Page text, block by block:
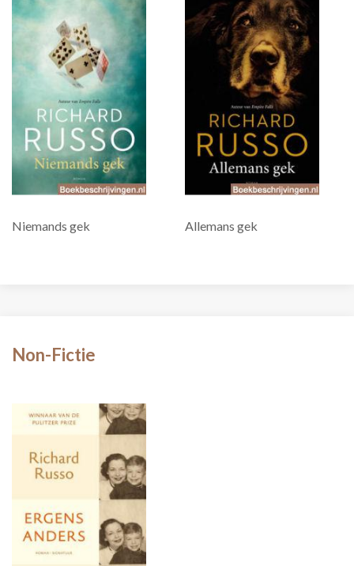
Niemands gek Allemans gek
Non-Fictie